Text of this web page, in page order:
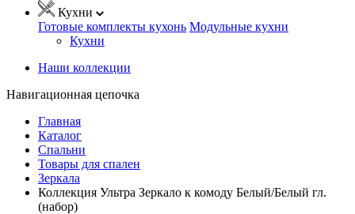
Кухни
Готовые комплекты кухонь Модульные кухни
Кухни
Наши коллекции
Навигационная цепочка
Главная
Каталог
Спальни
Товары для спален
Зеркала
Коллекция Ультра Зеркало к комоду Белый/Белый гл.
(набор)